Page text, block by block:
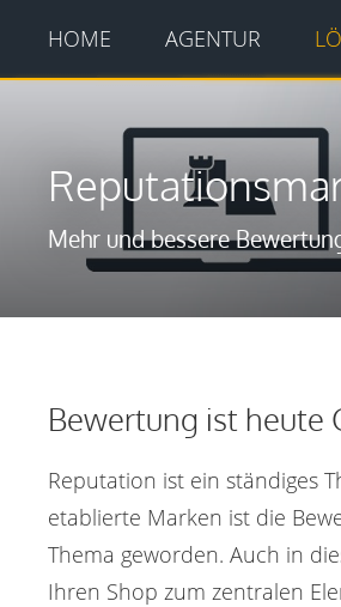
Mehr und bessere
Bewertung ist heute
Reputation ist ein ständiges
etablierte Marken ist die
Thema geworden. Auch in
Ihren Shop zum zentralen
HOME AGENTUR